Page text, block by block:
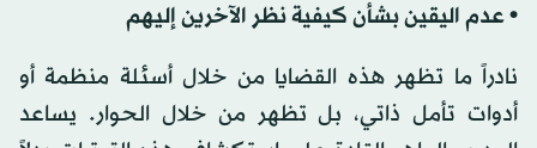
• عدم اليقين بشأن كيفية نظر الآخرين إليهم
نادراً ما تظهر هذه القضايا من خلال أسئلة منظمة أو
أدوات تأمل ذاتي، بل تظهر من خلال الحوار. يساعد